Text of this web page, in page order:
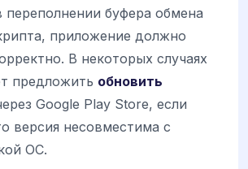
переполнении буфера обмена
приложение должно
В некоторых случаях
предложить обновить
Google Play Store, если
версия несовместима с
ОС.